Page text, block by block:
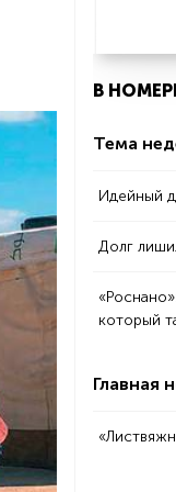
В
Тема
Идейный
Долг
который
Главная